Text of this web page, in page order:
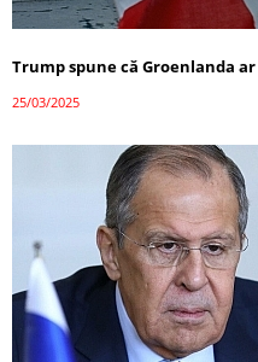
Trump spune că Groenlanda
25/03/2025